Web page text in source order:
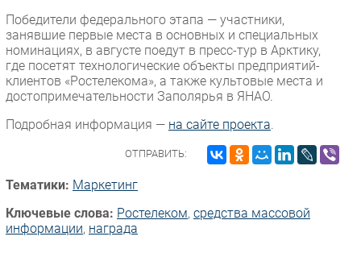
Победители федерального этапа — участники,
занявшие первые места в основных и специальных
номинациях, в августе поедут в пресс-тур в Арктику,
где посетят технологические объекты предприятий-
клиентов «Ростелекома», а также культовые места и
достопримечательности Заполярья в ЯНАО.
Подробная информация — на сайте проекта.
ОТПРАВИТЬ:
Тематики: Маркетинг
Ключевые слова: Ростелеком, средства массовой
информации, награда